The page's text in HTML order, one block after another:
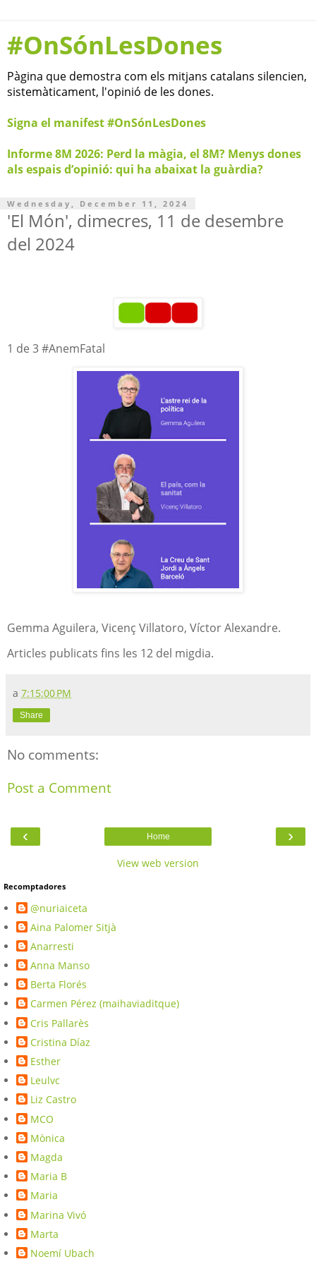
#OnSónLesDones
Pàgina que demostra com els mitjans catalans silencien,
sistemàticament, l'opinió de les dones.
Signa el manifest #OnSónLesDones
Informe 8M 2026: Perd la màgia, el 8M? Menys dones
als espais d’opinió: qui ha abaixat la guàrdia?
Wednesday, December 11, 2024
'El Món', dimecres, 11 de desembre
del 2024
1 de 3 #AnemFatal
Gemma Aguilera, Vicenç Villatoro, Víctor Alexandre.
Articles publicats fins les 12 del migdia.
a 7:15:00 PM
Share
No comments:
Post a Comment
‹ ›
Home
View web version
Recomptadores
@nuriaiceta
Aina Palomer Sitjà
Anarresti
Anna Manso
Berta Florés
Carmen Pérez (maihaviaditque)
Cris Pallarès
Cristina Díaz
Esther
Leulvc
Liz Castro
MCO
Mònica
Magda
Maria B
Maria
Marina Vivó
Marta
Noemí Ubach